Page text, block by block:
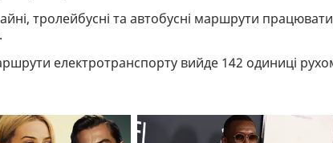
тролейбусні та автобусні маршрути
електротранспорту вийде 142 одиниці